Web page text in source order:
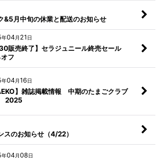
&5月中旬の休業と配送のお知らせ
年04月 21日
販売終了】セラジュニール終売セール
フ
年04月16日
】雑誌掲載情報 中期のたまごクラブ
2025
スのお知らせ（4/22）
年04月08日